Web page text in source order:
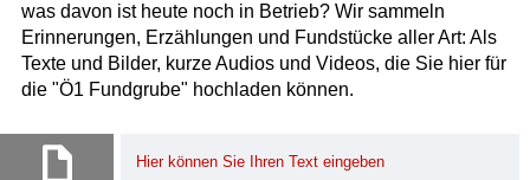
was davon ist heute noch in Betrieb? Wir sammeln
Erinnerungen, Erzählungen und Fundstücke aller Art: Als
Texte und Bilder, kurze Audios und Videos, die Sie hier für
die "Ö1 Fundgrube" hochladen können.
Hier können Sie Ihren Text eingeben